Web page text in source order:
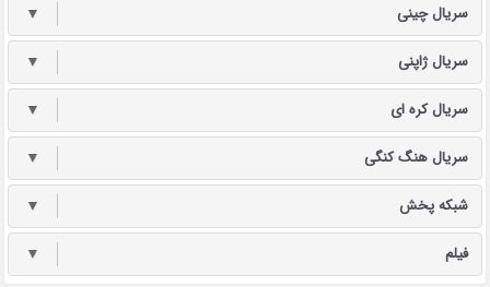
سریال چینی ▼
سریال ژاپنی ▼
سریال کره ای ▼
سریال هنگ کنگی ▼
شبکه پخش ▼
فیلم ▼